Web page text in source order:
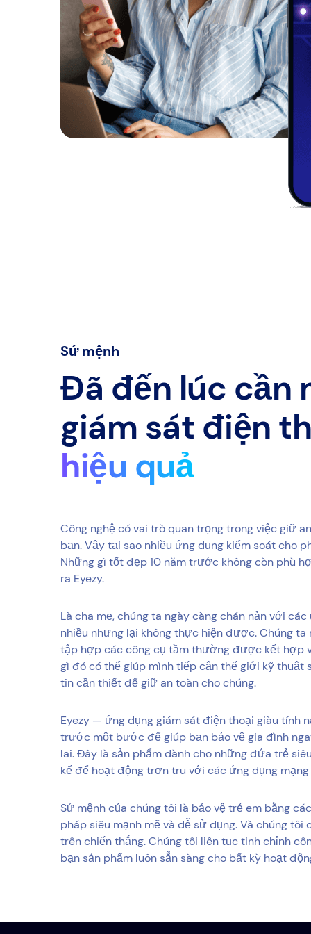
Sứ mệnh
Đã đến lúc cần
giám sát điện
hiệu quả
Công nghệ có vai trò quan trọng trong việc giữ
bạn. Vậy tại sao nhiều ứng dụng kiểm soát cho
Những gì tốt đẹp 10 năm trước không còn phù
ra Eyezy.
Là cha mẹ, chúng ta ngày càng chán nản với
nhiều nhưng lại không thực hiện được. Chúng ta
tập hợp các công cụ tầm thường được kết hợp
gì đó có thể giúp mình tiếp cận thế giới kỹ thuật
tin cần thiết để giữ an toàn cho chúng.
Eyezy — ứng dụng giám sát điện thoại giàu tính
trước một bước để giúp bạn bảo vệ gia đình
lai. Đây là sản phẩm dành cho những đứa trẻ
kế để hoạt động trơn tru với các ứng dụng mạng
Sứ mệnh của chúng tôi là bảo vệ trẻ em bằng
pháp siêu mạnh mẽ và dễ sử dụng. Và chúng tôi
trên chiến thắng. Chúng tôi liên tục tinh chỉnh
bạn sản phẩm luôn sẵn sàng cho bất kỳ hoạt